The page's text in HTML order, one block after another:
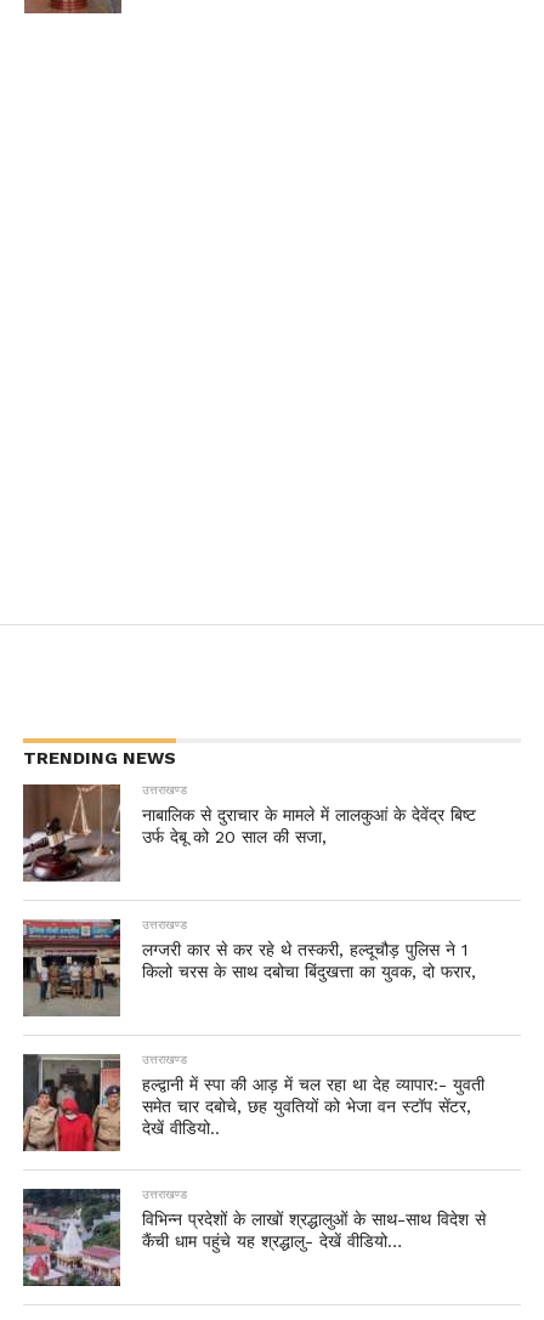
TRENDING NEWS
उत्तराखण्ड
नाबालिक से दुराचार के मामले में लालकुआं के देवेंद्र बिष्ट
उर्फ देबू को 20 साल की सजा,
उत्तराखण्ड
लग्जरी कार से कर रहे थे तस्करी, हल्दूचौड़ पुलिस ने 1
किलो चरस के साथ दबोचा बिंदुखत्ता का युवक, दो फरार,
उत्तराखण्ड
हल्द्वानी में स्पा की आड़ में चल रहा था देह व्यापार:- युवती
समेत चार दबोचे, छह युवतियों को भेजा वन स्टॉप सेंटर,
देखें वीडियो..
उत्तराखण्ड
विभिन्न प्रदेशों के लाखों श्रद्धालुओं के साथ-साथ विदेश से
कैंची धाम पहुंचे यह श्रद्धालु- देखें वीडियो…